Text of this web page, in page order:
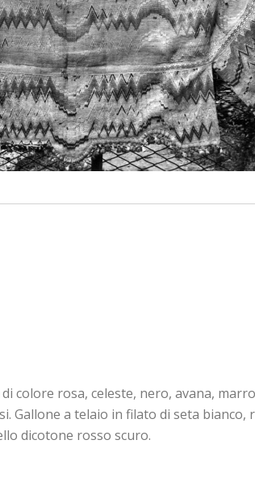
colore rosa, celeste, nero, avana,
Gallone a telaio in filato di seta
dicotone rosso scuro.